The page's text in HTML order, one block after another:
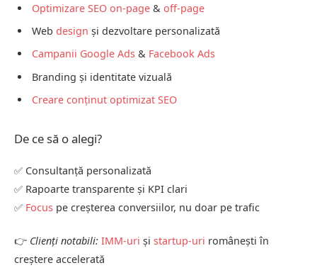
Optimizare SEO on-page & off-page
Web design și dezvoltare personalizată
Campanii Google Ads & Facebook Ads
Branding și identitate vizuală
Creare conținut optimizat SEO
De ce să o alegi?
✅ Consultanță personalizată
✅ Rapoarte transparente și KPI clari
✅ Focus pe creșterea conversiilor, nu doar pe trafic
👉 Clienți notabili: IMM-uri și startup-uri românești în
creștere accelerată